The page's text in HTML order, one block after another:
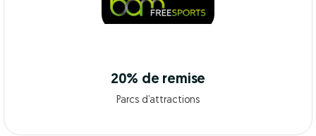
20% de remise
Parcs d’attractions